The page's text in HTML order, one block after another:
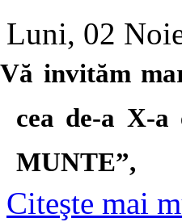
Luni, 02
Vă invităm
cea de-a X-
MUNTE”,
Citeşte mai